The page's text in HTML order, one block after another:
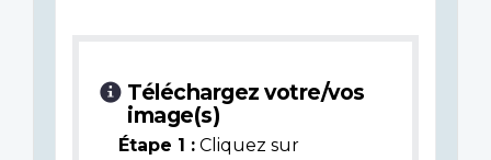
Téléchargez votre/vos
image(s)
Étape 1 : Cliquez sur